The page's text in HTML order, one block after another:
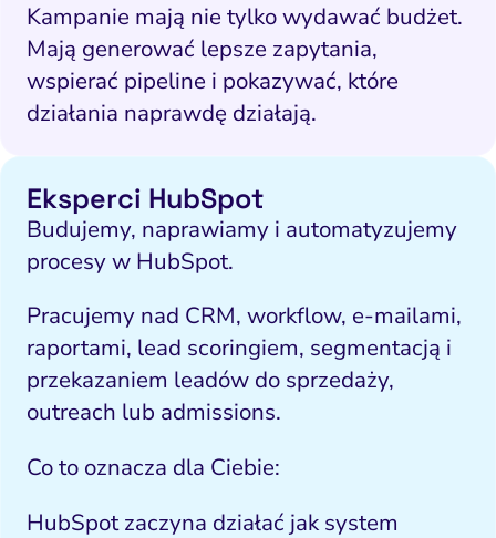
Kampanie mają nie tylko wydawać budżet.
Mają generować lepsze zapytania,
wspierać pipeline i pokazywać, które
działania naprawdę działają.
Eksperci HubSpot
Budujemy, naprawiamy i automatyzujemy
procesy w HubSpot.
Pracujemy nad CRM, workflow, e-mailami,
raportami, lead scoringiem, segmentacją i
przekazaniem leadów do sprzedaży,
outreach lub admissions.
Co to oznacza dla Ciebie:
HubSpot zaczyna działać jak system